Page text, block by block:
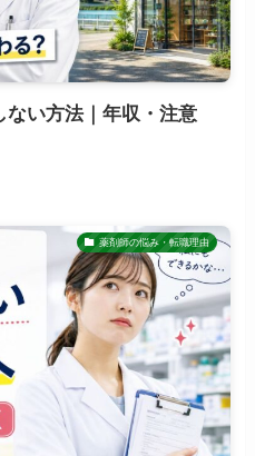
ない方法｜年収・注意
薬剤師の悩み・転職理由